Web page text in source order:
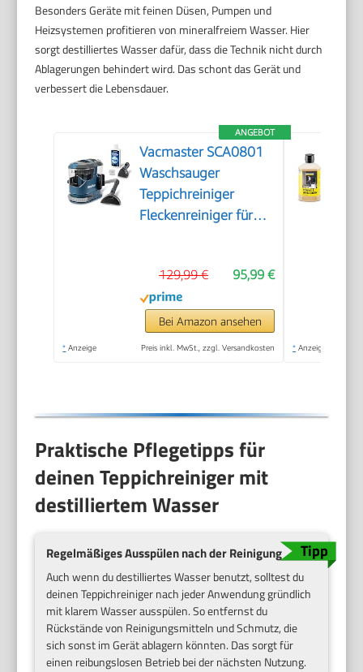
Besonders Geräte mit feinen Düsen, Pumpen und
Heizsystemen profitieren von mineralfreiem Wasser. Hier
sorgt destilliertes Wasser dafür, dass die Technik nicht durch
Ablagerungen behindert wird. Das schont das Gerät und
verbessert die Lebensdauer.
ANGEBOT
Vacmaster SCA0801
Waschsauger
Teppichreiniger
Fleckenreiniger für
Autos | Nass-Trocken-
Sauger Starke
Saugkraft Wasser
Waschen
95,99 €
129,99 €
Bei Amazon ansehen
* Anzeige Preis inkl. MwSt., zzgl. Versandkosten * Anzeige
Praktische Pflegetipps für
deinen Teppichreiniger mit
destilliertem Wasser
Regelmäßiges Ausspülen nach der Reinigung
Auch wenn du destilliertes Wasser benutzt, solltest du
deinen Teppichreiniger nach jeder Anwendung gründlich
mit klarem Wasser ausspülen. So entfernst du
Rückstände von Reinigungsmitteln und Schmutz, die
sich sonst im Gerät ablagern könnten. Das sorgt für
einen reibungslosen Betrieb bei der nächsten Nutzung.